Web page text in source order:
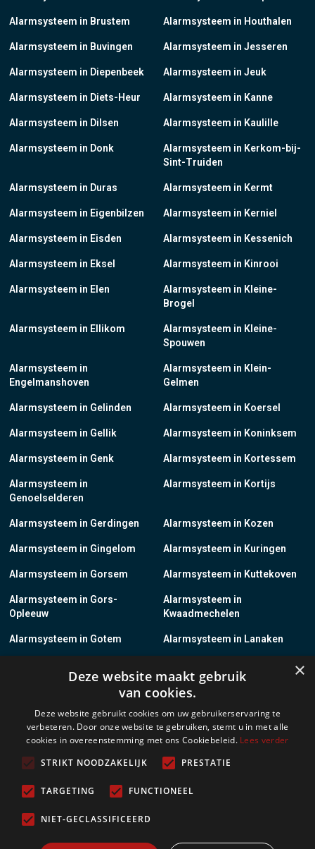
Alarmsysteem in Brustem
Alarmsysteem in Buvingen
Alarmsysteem in Diepenbeek
Alarmsysteem in Diets-Heur
Alarmsysteem in Dilsen
Alarmsysteem in Donk
Alarmsysteem in Duras
Alarmsysteem in Eigenbilzen
Alarmsysteem in Eisden
Alarmsysteem in Eksel
Alarmsysteem in Elen
Alarmsysteem in Ellikom
Alarmsysteem in
Engelmanshoven
Alarmsysteem in Gelinden
Alarmsysteem in Gellik
Alarmsysteem in Genk
Alarmsysteem in
Genoelselderen
Alarmsysteem in Gerdingen
Alarmsysteem in Gingelom
Alarmsysteem in Gorsem
Alarmsysteem in Gors-
Opleeuw
Alarmsysteem in Gotem
Alarmsysteem in Grote-
Brogel
Alarmsysteem in Grote-
Spouwen
Alarmsysteem in Houthalen
Alarmsysteem in Jesseren
Alarmsysteem in Jeuk
Alarmsysteem in Kanne
Alarmsysteem in Kaulille
Alarmsysteem in Kerkom-bij-
Sint-Truiden
Alarmsysteem in Kermt
Alarmsysteem in Kerniel
Alarmsysteem in Kessenich
Alarmsysteem in Kinrooi
Alarmsysteem in Kleine-
Brogel
Alarmsysteem in Kleine-
Spouwen
Alarmsysteem in Klein-
Gelmen
Alarmsysteem in Koersel
Alarmsysteem in Koninksem
Alarmsysteem in Kortessem
Alarmsysteem in Kortijs
Alarmsysteem in Kozen
Alarmsysteem in Kuringen
Alarmsysteem in Kuttekoven
Alarmsysteem in
Kwaadmechelen
Alarmsysteem in Lanaken
Alarmsysteem in
Leopoldsburg
Alarmsysteem in Leut
×
Deze website maakt gebruik
van cookies.
Deze website gebruikt cookies om uw gebruikerservaring te
verbeteren. Door onze website te gebruiken, stemt u in met alle
cookies in overeenstemming met ons Cookiebeleid. Lees verder
STRIKT NOODZAKELIJK
PRESTATIE
TARGETING FUNCTIONEEL
NIET-GECLASSIFICEERD